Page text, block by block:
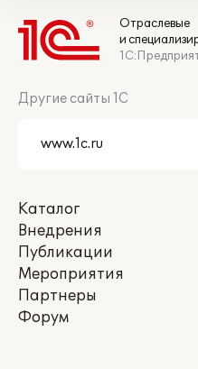
Отраслевые
и
Другие сайты 1С
Каталог
Внедрения
Публикации
Мероприятия
Партнеры
Форум